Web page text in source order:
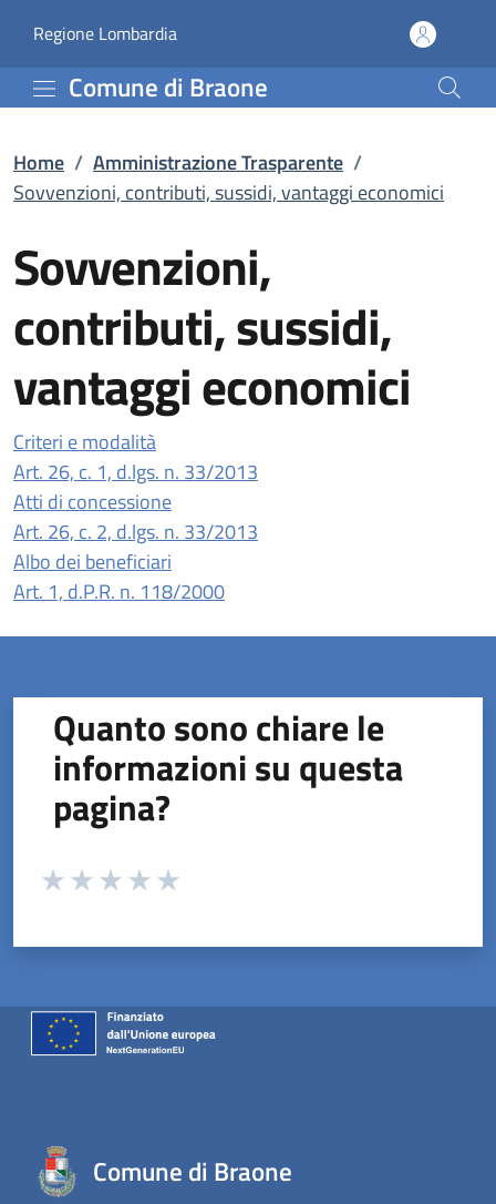
Sovvenzioni,
Regione Lombardia(apre in un'altra scheda).
Comune di Braone
Home / Amministrazione Trasparente /
Sovvenzioni, contributi, sussidi, vantaggi economici
Sovvenzioni,
contributi, sussidi,
vantaggi economici
Criteri e modalità
Art. 26, c. 1, d.lgs. n. 33/2013
Atti di concessione
Art. 26, c. 2, d.lgs. n. 33/2013
Albo dei beneficiari
Art. 1, d.P.R. n. 118/2000(apre in un'altra scheda).
Quanto sono chiare le
informazioni su questa
pagina?
Valuta da 1 a 5 stelle la pagina
Comune di Braone